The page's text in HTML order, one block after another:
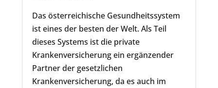
Das österreichische Gesundheitssystem
ist eines der besten der Welt. Als Teil
dieses Systems ist die private
Krankenversicherung ein ergänzender
Partner der gesetzlichen
Krankenversicherung, da es auch im